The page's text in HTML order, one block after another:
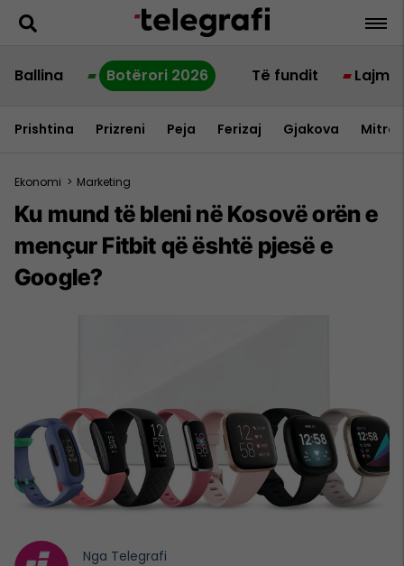
Ballina Botërori 2026 Të fundit Lajme
Prishtina Prizreni Peja Ferizaj Gjakova
Ekonomi > Marketing
Ku mund të bleni në Kosovë orën e
mençur Fitbit që është pjesë e
Google?
Nga Telegrafi